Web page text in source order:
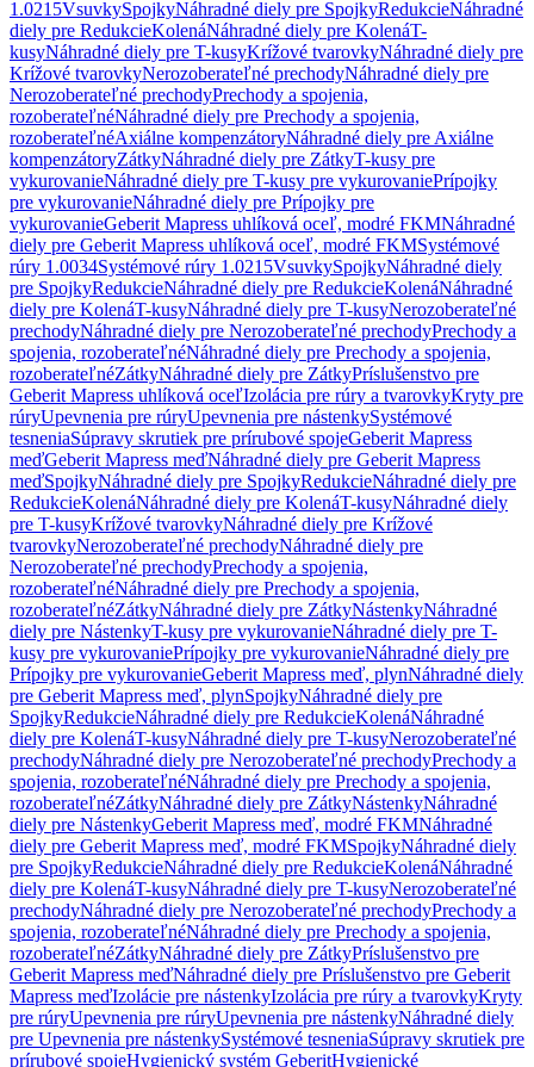
1.0215VsuvkySpojkyNáhradné diely pre SpojkyRedukcieNáhradné
diely pre RedukcieKolenáNáhradné diely pre KolenáT-
kusyNáhradné diely pre T-kusyKrížové tvarovkyNáhradné diely pre
Krížové tvarovkyNerozoberateľné prechodyNáhradné diely pre
Nerozoberateľné prechodyPrechody a spojenia,
rozoberateľnéNáhradné diely pre Prechody a spojenia,
rozoberateľnéAxiálne kompenzátoryNáhradné diely pre Axiálne
kompenzátoryZátkyNáhradné diely pre ZátkyT-kusy pre
vykurovanieNáhradné diely pre T-kusy pre vykurovaniePrípojky
pre vykurovanieNáhradné diely pre Prípojky pre
vykurovanieGeberit Mapress uhlíková oceľ, modré FKMNáhradné
diely pre Geberit Mapress uhlíková oceľ, modré FKMSystémové
rúry 1.0034Systémové rúry 1.0215VsuvkySpojkyNáhradné diely
pre SpojkyRedukcieNáhradné diely pre RedukcieKolenáNáhradné
diely pre KolenáT-kusyNáhradné diely pre T-kusyNerozoberateľné
prechodyNáhradné diely pre Nerozoberateľné prechodyPrechody a
spojenia, rozoberateľnéNáhradné diely pre Prechody a spojenia,
rozoberateľnéZátkyNáhradné diely pre ZátkyPríslušenstvo pre
Geberit Mapress uhlíková oceľIzolácia pre rúry a tvarovkyKryty pre
rúryUpevnenia pre rúryUpevnenia pre nástenkySystémové
tesneniaSúpravy skrutiek pre prírubové spojeGeberit Mapress
meďGeberit Mapress meďNáhradné diely pre Geberit Mapress
meďSpojkyNáhradné diely pre SpojkyRedukcieNáhradné diely pre
RedukcieKolenáNáhradné diely pre KolenáT-kusyNáhradné diely
pre T-kusyKrížové tvarovkyNáhradné diely pre Krížové
tvarovkyNerozoberateľné prechodyNáhradné diely pre
Nerozoberateľné prechodyPrechody a spojenia,
rozoberateľnéNáhradné diely pre Prechody a spojenia,
rozoberateľnéZátkyNáhradné diely pre ZátkyNástenkyNáhradné
diely pre NástenkyT-kusy pre vykurovanieNáhradné diely pre T-
kusy pre vykurovaniePrípojky pre vykurovanieNáhradné diely pre
Prípojky pre vykurovanieGeberit Mapress meď, plynNáhradné diely
pre Geberit Mapress meď, plynSpojkyNáhradné diely pre
SpojkyRedukcieNáhradné diely pre RedukcieKolenáNáhradné
diely pre KolenáT-kusyNáhradné diely pre T-kusyNerozoberateľné
prechodyNáhradné diely pre Nerozoberateľné prechodyPrechody a
spojenia, rozoberateľnéNáhradné diely pre Prechody a spojenia,
rozoberateľnéZátkyNáhradné diely pre ZátkyNástenkyNáhradné
diely pre NástenkyGeberit Mapress meď, modré FKMNáhradné
diely pre Geberit Mapress meď, modré FKMSpojkyNáhradné diely
pre SpojkyRedukcieNáhradné diely pre RedukcieKolenáNáhradné
diely pre KolenáT-kusyNáhradné diely pre T-kusyNerozoberateľné
prechodyNáhradné diely pre Nerozoberateľné prechodyPrechody a
spojenia, rozoberateľnéNáhradné diely pre Prechody a spojenia,
rozoberateľnéZátkyNáhradné diely pre ZátkyPríslušenstvo pre
Geberit Mapress meďNáhradné diely pre Príslušenstvo pre Geberit
Mapress meďIzolácie pre nástenkyIzolácia pre rúry a tvarovkyKryty
pre rúryUpevnenia pre rúryUpevnenia pre nástenkyNáhradné diely
pre Upevnenia pre nástenkySystémové tesneniaSúpravy skrutiek pre
prírubové spojeHygienický systém GeberitHygienické